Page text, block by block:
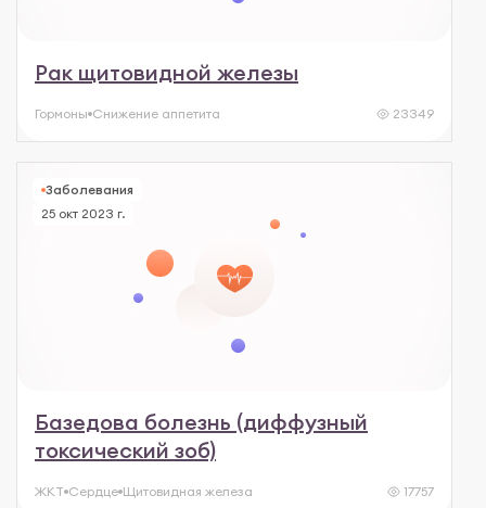
Рак щитовидной железы
Гормоны Снижение аппетита 23349
Заболевания
25 окт 2023 г.
Базедова болезнь (диффузный
токсический зоб)
ЖКТ Сердце Щитовидная железа 17757